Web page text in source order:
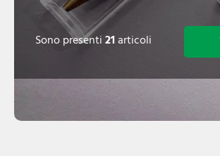
Sono presenti21articoli